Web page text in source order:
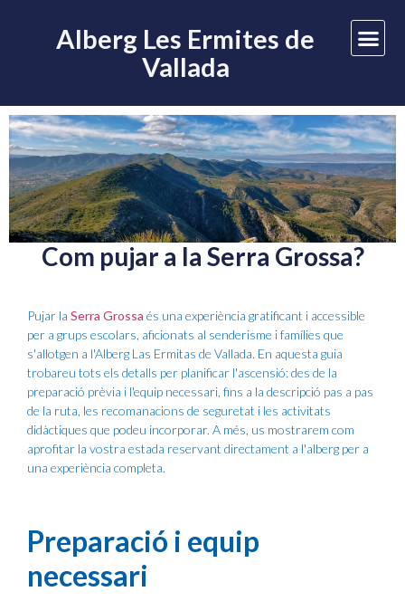
Alberg Les Ermites de
Vallada
Com pujar a la Serra Grossa?
Pujar la Serra Grossa és una experiència gratificant i accessible
per a grups escolars, aficionats al senderisme i famílies que
s'allotgen a l'Alberg Las Ermitas de Vallada. En aquesta guia
trobareu tots els detalls per planificar l'ascensió: des de la
preparació prèvia i l'equip necessari, fins a la descripció pas a pas
de la ruta, les recomanacions de seguretat i les activitats
didàctiques que podeu incorporar. A més, us mostrarem com
aprofitar la vostra estada reservant directament a l'alberg per a
una experiència completa.
Preparació i equip
necessari